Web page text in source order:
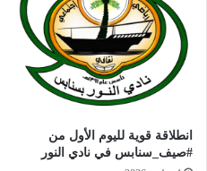
انطلاقة قوية لليوم الأول من
#صيف_سنابس في نادي النور